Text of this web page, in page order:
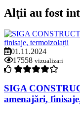
Alţii au fost
01.11.2024
17558 vizualizari
SIGA
amenajări,